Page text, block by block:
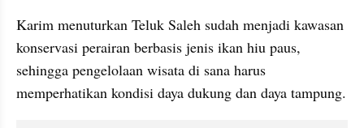
Karim menuturkan Teluk Saleh sudah menjadi kawasan
konservasi perairan berbasis jenis ikan hiu paus,
sehingga pengelolaan wisata di sana harus
memperhatikan kondisi daya dukung dan daya tampung.